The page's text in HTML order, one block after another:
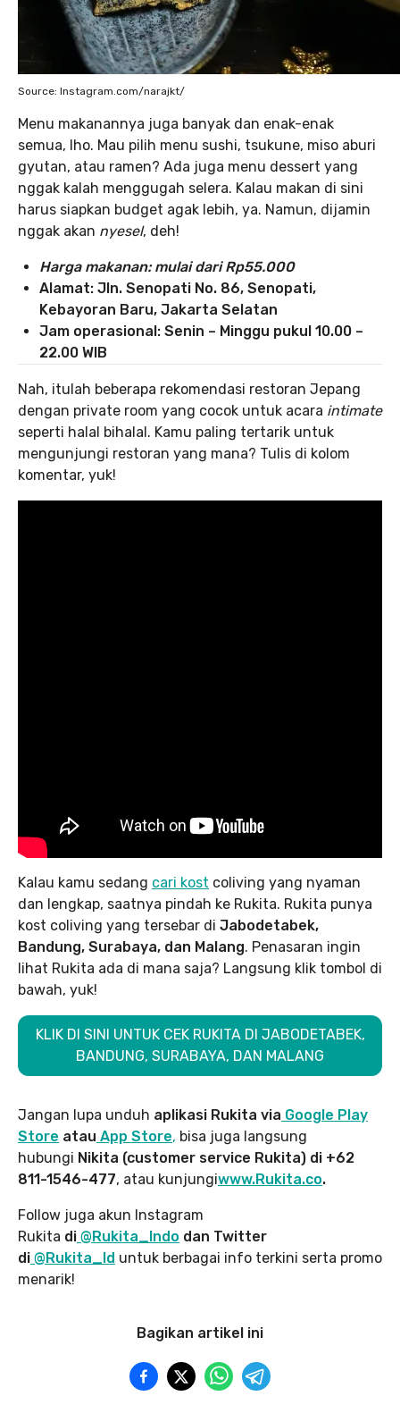
Source: Instagram.com/narajkt/
Menu makanannya juga banyak dan enak-enak
semua, lho. Mau pilih menu sushi, tsukune, miso aburi
gyutan, atau ramen? Ada juga menu dessert yang
nggak kalah menggugah selera. Kalau makan di sini
harus siapkan budget agak lebih, ya. Namun, dijamin
nggak akan nyesel, deh!
Harga makanan: mulai dari Rp55.000
Alamat: Jln. Senopati No. 86, Senopati,
Kebayoran Baru, Jakarta Selatan
Jam operasional: Senin – Minggu pukul 10.00 –
22.00 WIB
Nah, itulah beberapa rekomendasi restoran Jepang
dengan private room yang cocok untuk acara intimate
seperti halal bihalal. Kamu paling tertarik untuk
mengunjungi restoran yang mana? Tulis di kolom
komentar, yuk!
Kalau kamu sedang cari kost coliving yang nyaman
dan lengkap, saatnya pindah ke Rukita. Rukita punya
kost coliving yang tersebar di Jabodetabek,
Bandung, Surabaya, dan Malang. Penasaran ingin
lihat Rukita ada di mana saja? Langsung klik tombol di
bawah, yuk!
KLIK DI SINI UNTUK CEK RUKITA DI JABODETABEK,
BANDUNG, SURABAYA, DAN MALANG
Jangan lupa unduh aplikasi Rukita via Google Play
Store atau App Store, bisa juga langsung
hubungi Nikita (customer service Rukita) di +62
811-1546-477, atau kunjungiwww.Rukita.co.
Follow juga akun Instagram
Rukita di @Rukita_Indo dan Twitter
di @Rukita_Id untuk berbagai info terkini serta promo
menarik!
Bagikan artikel ini